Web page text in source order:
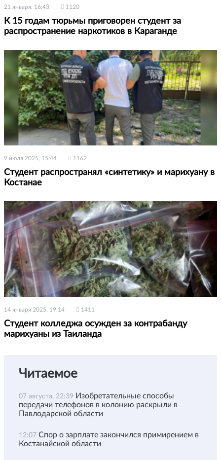
21 января, 16:43 1120
К 15 годам тюрьмы приговорен студент за
распространение наркотиков в Караганде
9 июля 2025, 15:44 1162
Студент распространял «синтетику» и марихуану в
Костанае
14 января 2025, 19:14 1411
Студент колледжа осужден за контрабанду
марихуаны из Таиланда
Читаемое
07 августа, 22:39 Изобретательные способы
передачи телефонов в колонию раскрыли в
Павлодарской области
12:07 Спор о зарплате закончился примирением в
Костанайской области